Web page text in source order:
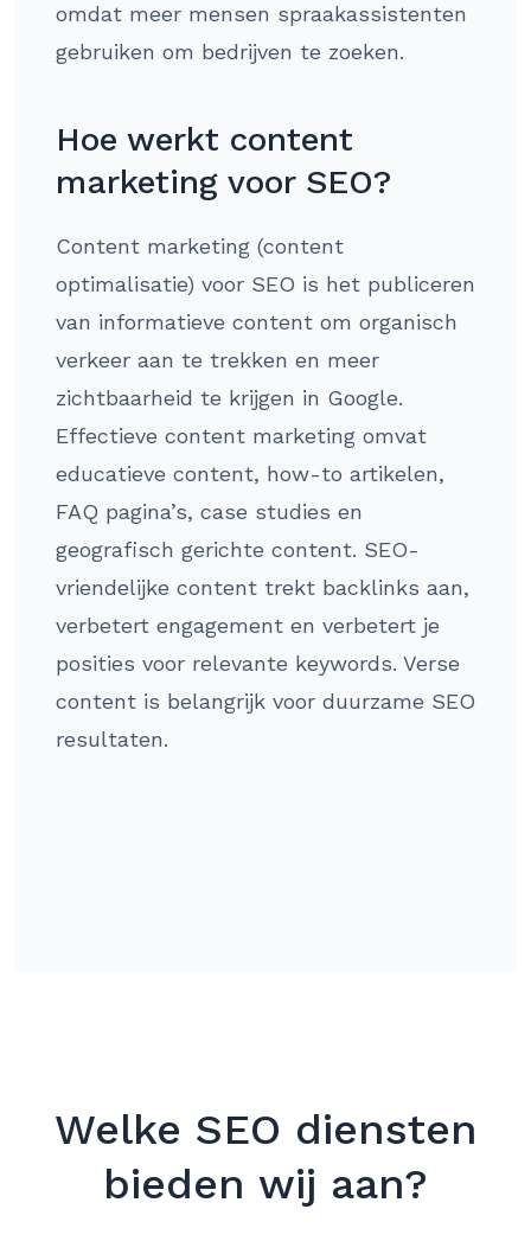
omdat meer mensen spraakassistenten
gebruiken om bedrijven te zoeken.
Hoe werkt content
marketing voor SEO?
Content marketing (content
optimalisatie) voor SEO is het publiceren
van informatieve content om organisch
verkeer aan te trekken en meer
zichtbaarheid te krijgen in Google.
Effectieve content marketing omvat
educatieve content, how-to artikelen,
FAQ pagina’s, case studies en
geografisch gerichte content. SEO-
vriendelijke content trekt backlinks aan,
verbetert engagement en verbetert je
posities voor relevante keywords. Verse
content is belangrijk voor duurzame SEO
resultaten.
Welke SEO diensten
bieden wij aan?